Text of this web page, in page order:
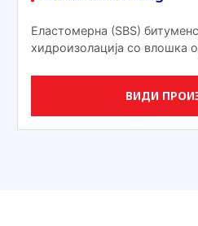
Еластомерна (ЅВЅ)
хидроизолација со влошка
ВИДИ